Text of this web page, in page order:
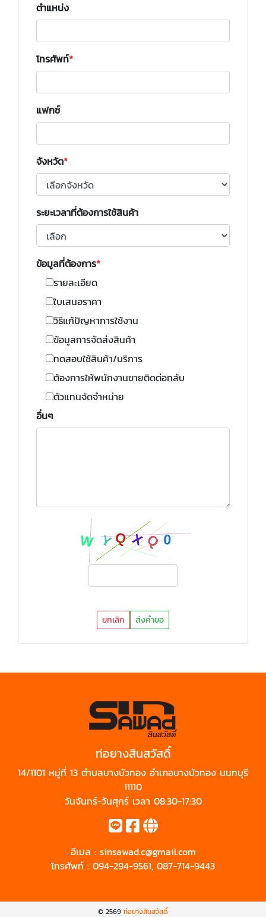
ตำแหน่ง
โทรศัพท์
แฟกซ์
จังหวัด
ระยะเวลาที่ต้องการใช้สินค้า
ข้อมูลที่ต้องการ
รายละเอียด
ใบเสนอราคา
วิธีแก้ปัญหาการใช้งาน
ข้อมูลการจัดส่งสินค้า
ทดสอบใช้สินค้า/บริการ
ต้องการให้พนักงานขายติดต่อกลับ
ตัวแทนจัดจำหน่าย
อื่นๆ
ยกเลิก ส่งคำขอ
ท่อยางสินสวัสดิ์
14/1101 หมู่ที่ 13 ตำบลบางบัวทอง อำเภอบางบัวทอง นนทบุรี
11110
วันจันทร์-วันศุกร์ เวลา 08:30-17:30
อีเมล : sinsawad.c@gmail.com
โทรศัพท์ : 094-294-9561, 087-714-9443
© 2569 ท่อยางสินสวัสดิ์